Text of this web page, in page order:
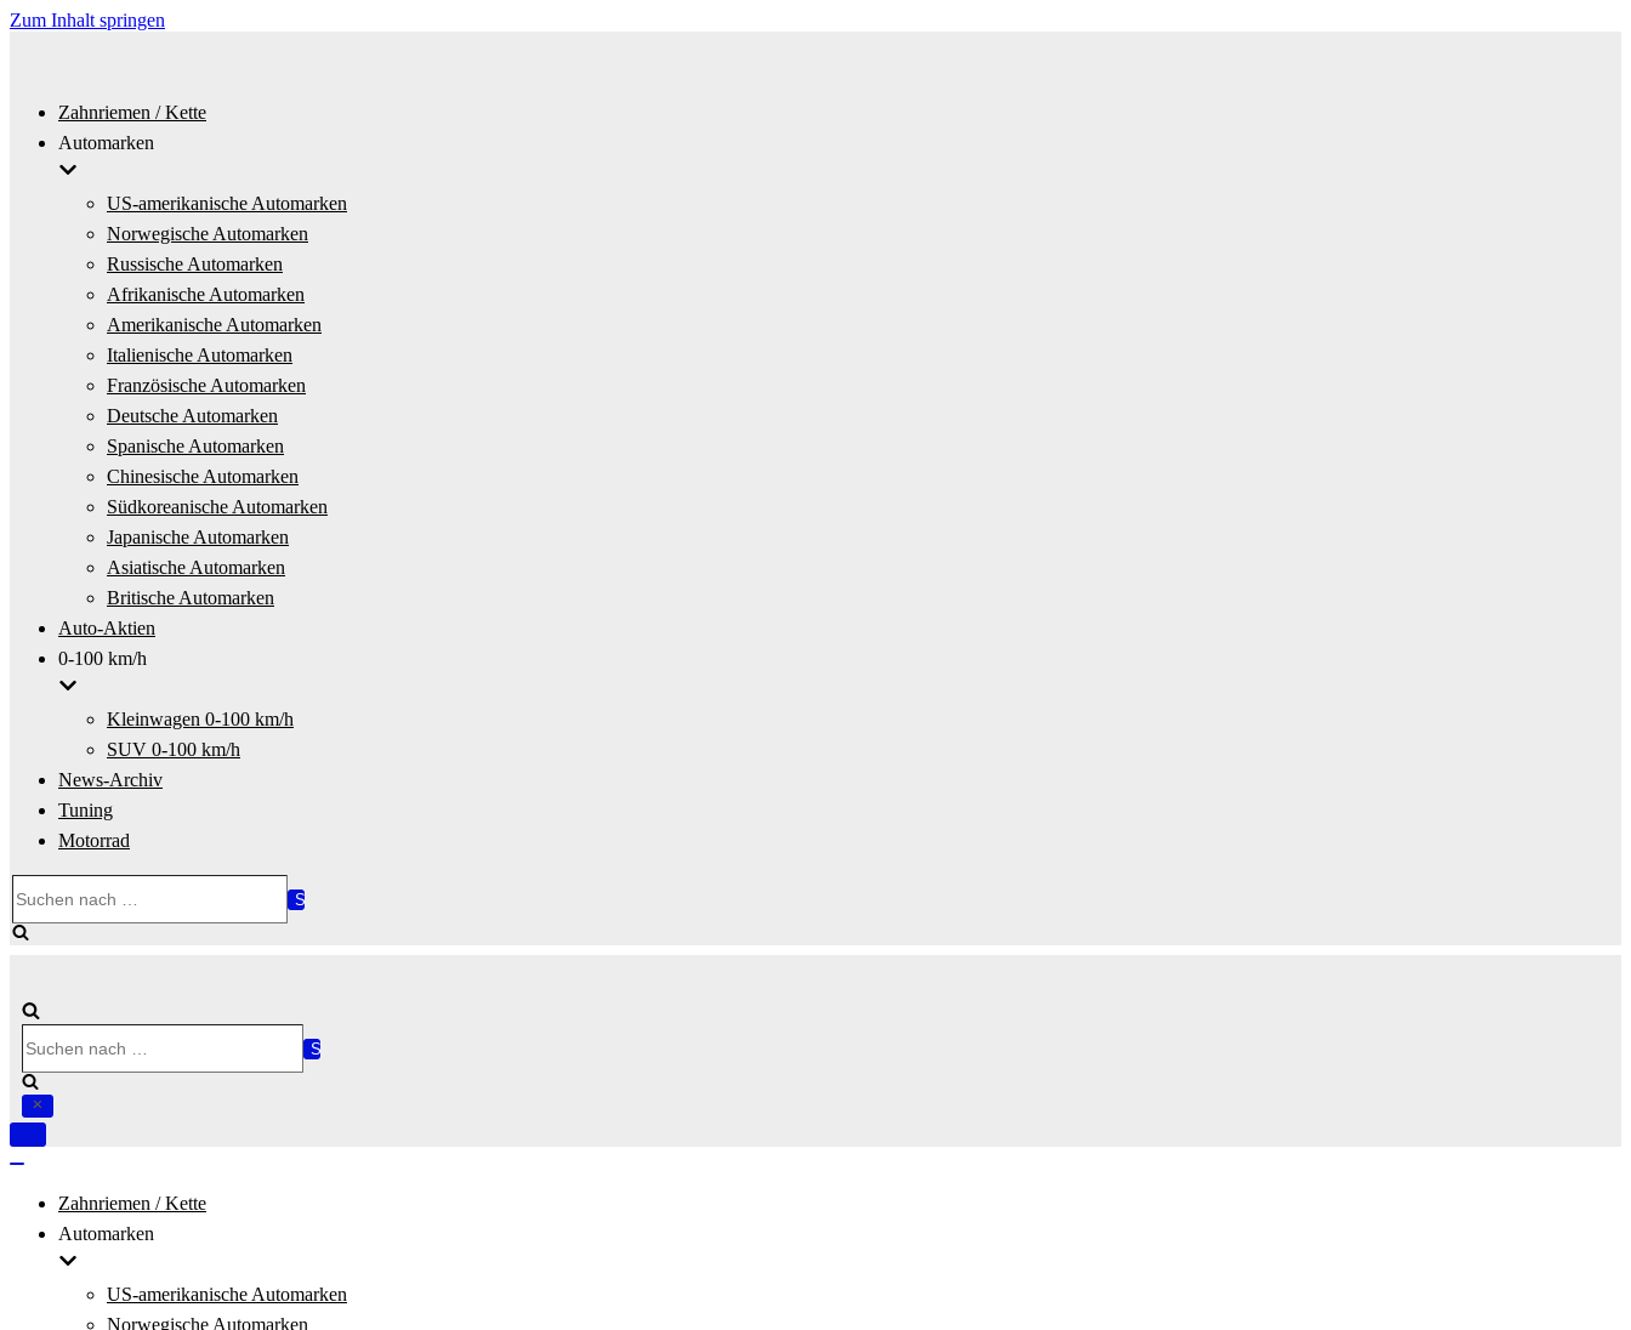
Zum Inhalt springen
Zahnriemen / Kette
Automarken
US-amerikanische Automarken
Norwegische Automarken
Russische Automarken
Afrikanische Automarken
Amerikanische Automarken
Italienische Automarken
Französische Automarken
Deutsche Automarken
Spanische Automarken
Chinesische Automarken
Südkoreanische Automarken
Japanische Automarken
Asiatische Automarken
Britische Automarken
Auto-Aktien
0-100 km/h
Kleinwagen 0-100 km/h
SUV 0-100 km/h
News-Archiv
Tuning
Motorrad
nach …
nach …
Navigation
Zahnriemen / Kette
Automarken
US-amerikanische Automarken
Norwegische Automarken